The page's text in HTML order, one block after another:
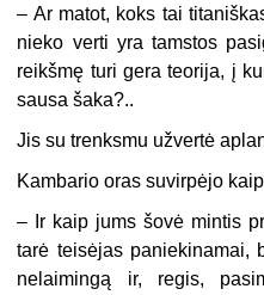
–Ar matot, koks tai
nieko verti yra tamstos
reikšmę turi gera teorija, į
sausa šaka?..
Jis su trenksmu užvertė
Kambario oras suvirpėjo
–
Ir kaip jums šovė mintis
tarė teisėjas paniekinamai,
nelaimingą ir, regis,